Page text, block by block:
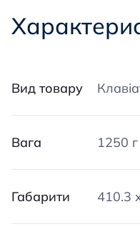
Вид товару
Вага 1250 г
Габарити 410.3